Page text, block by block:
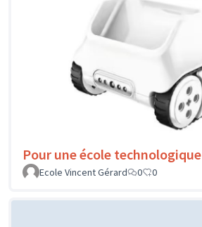
Pour une école technologique
Ecole Vincent Gérard
0 0